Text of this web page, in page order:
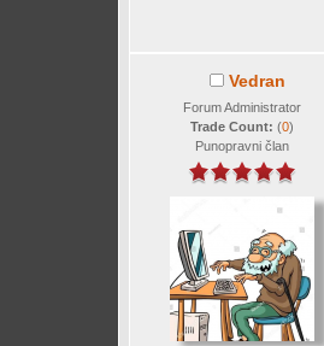
Vedran
Forum Administrator
Trade Count: (0)
Punopravni član